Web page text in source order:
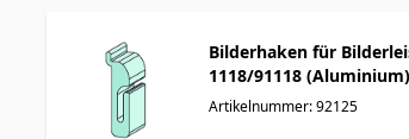
Bilderhaken für
1118/91118 (Aluminium)
Artikelnummer: 92125